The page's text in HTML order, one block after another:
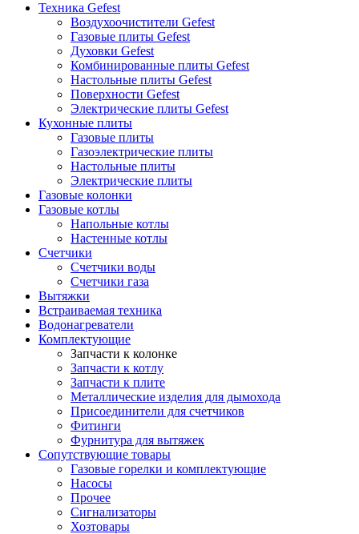
Техника Gefest
Воздухоочистители Gefest
Газовые плиты Gefest
Духовки Gefest
Комбинированные плиты Gefest
Настольные плиты Gefest
Поверхности Gefest
Электрические плиты Gefest
Кухонные плиты
Газовые плиты
Газоэлектрические плиты
Настольные плиты
Электрические плиты
Газовые колонки
Газовые котлы
Напольные котлы
Настенные котлы
Счетчики
Счетчики воды
Счетчики газа
Вытяжки
Встраиваемая техника
Водонагреватели
Комплектующие
Запчасти к колонке
Запчасти к котлу
Запчасти к плите
Металлические изделия для дымохода
Присоединители для счетчиков
Фитинги
Фурнитура для вытяжек
Сопутствующие товары
Газовые горелки и комплектующие
Насосы
Прочее
Сигнализаторы
Хозтовары